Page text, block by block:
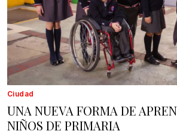
Ciudad
UNA NUEVA FORMA DE
NIÑOS DE PRIMARIA